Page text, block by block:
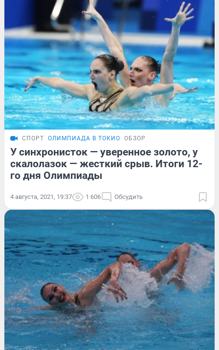
СПОРТ ОЛИМПИАДА В ТОКИО ОБЗОР
У синхронисток — уверенное золото, у
скалолазок — жесткий срыв. Итоги 12-
го дня Олимпиады
4 августа, 2021, 19:37 1 606 Обсудить